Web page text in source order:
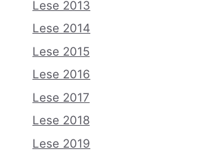
Lese 2013
Lese 2014
Lese 2015
Lese 2016
Lese 2017
Lese 2018
Lese 2019